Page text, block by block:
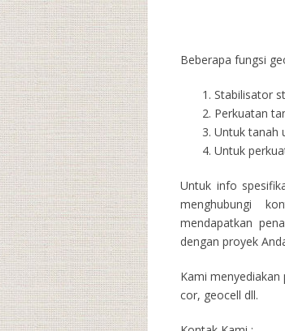
Beberapa fungsi
Stabilisator
Perkuatan
Untuk tanah
Untuk
Untuk info
menghubungi
mendapatkan
dengan proyek
Kami
cor, geocell dll.